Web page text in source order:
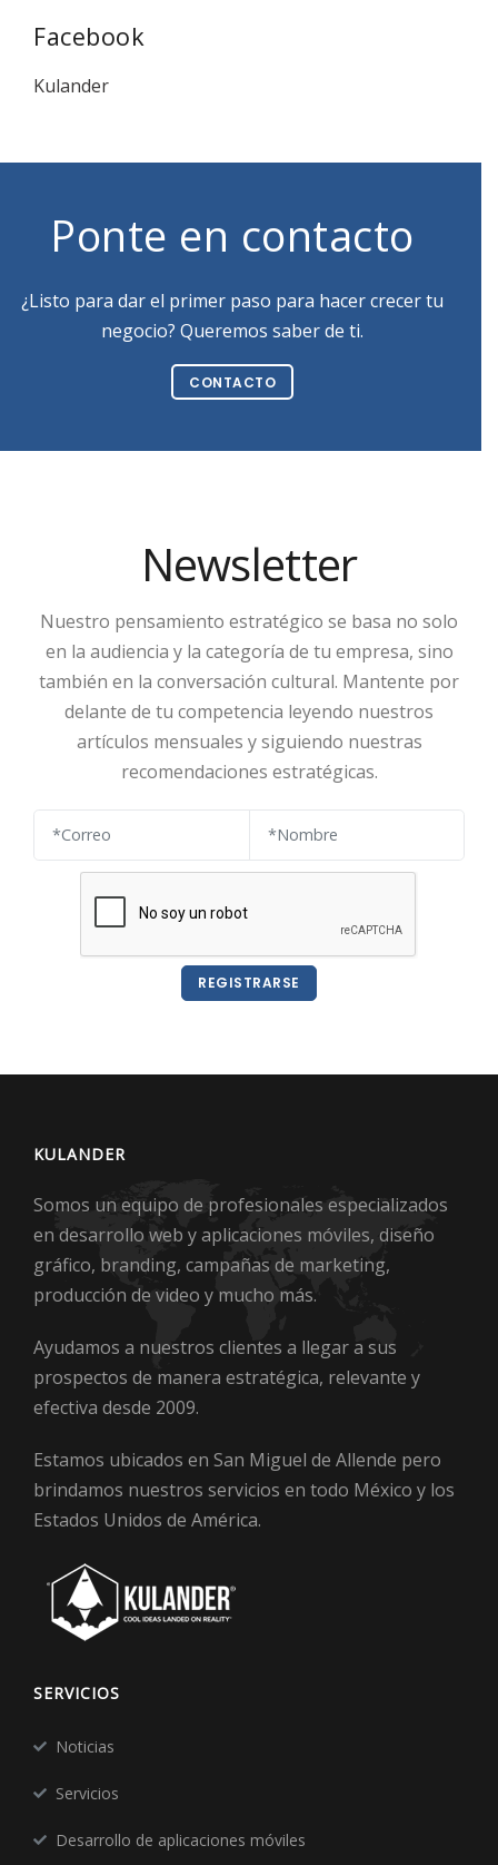
Facebook
Kulander
Ponte en contacto
¿Listo para dar el primer paso para hacer crecer tu
negocio? Queremos saber de ti.
CONTACTO
Newsletter
Nuestro pensamiento estratégico se basa no solo
en la audiencia y la categoría de tu empresa, sino
también en la conversación cultural. Mantente por
delante de tu competencia leyendo nuestros
artículos mensuales y siguiendo nuestras
recomendaciones estratégicas.
REGISTRARSE
KULANDER
Somos un equipo de profesionales especializados
en desarrollo web y aplicaciones móviles, diseño
gráfico, branding, campañas de marketing,
producción de video y mucho más.
Ayudamos a nuestros clientes a llegar a sus
prospectos de manera estratégica, relevante y
efectiva desde 2009.
Estamos ubicados en San Miguel de Allende pero
brindamos nuestros servicios en todo México y los
Estados Unidos de América.
SERVICIOS
Noticias
Servicios
Desarrollo de aplicaciones móviles